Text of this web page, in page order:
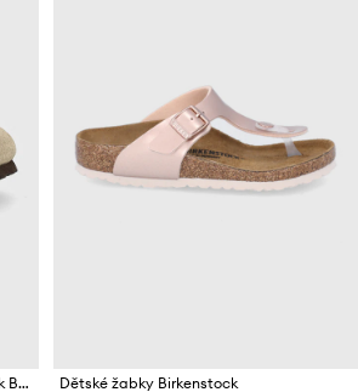
Dětské semišové pantofle Birkenstock Boston Dětské žabky Birkenstock